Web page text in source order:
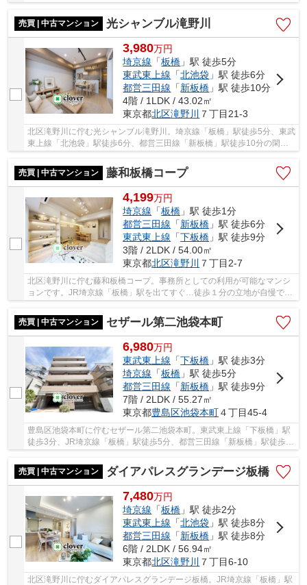
立地です。新板橋駅から複数路線利用可能な...
売買 | 中古マンション
光シャンブル滝野川
3,980万円
埼京線 「板橋 」駅 徒歩5分
東武東上線 「北池袋 」駅 徒歩6分
都営三田線 「新板橋 」駅 徒歩10分
4階 / 1LDK / 43.02㎡
東京都北区滝野川 ７丁目21-3
北区滝野川に佇む光シャンブル滝野川。埼京線「板橋」駅徒歩5分、東武
東上線「北池袋」駅徒歩6分、都営三田線「新板橋」駅徒歩10分の閑静
売買 | 中古マンション
藤和板橋コープ
4,199万円
埼京線 「板橋 」駅 徒歩1分
都営三田線 「新板橋 」駅 徒歩6分
東武東上線 「下板橋 」駅 徒歩9分
3階 / 2LDK / 54.00㎡
東京都北区滝野川 ７丁目2-7
北区滝野川に佇む藤和板橋コープ。事務所としての利用が可能なマンシ
ョンです。JR埼京線「板橋」駅を出てすぐ…徒歩１分の立地が自慢で
売買 | 中古マンション
セザール第二池袋本町
6,980万円
東武東上線 「下板橋 」駅 徒歩3分
埼京線 「板橋 」駅 徒歩5分
都営三田線 「新板橋 」駅 徒歩9分
7階 / 2LDK / 55.27㎡
東京都豊島区池袋本町４丁目45-4
豊島区池袋本町に佇むセザール第二池袋本町。東武東上線「下板橋」駅
徒歩3分、JR埼京線「板橋」駅徒歩5分、都営三田線「新板橋」駅徒歩5
売買 | 中古マンション
ダイアパレスグランデージ板橋
7,480万円
埼京線 「板橋 」駅 徒歩2分
東武東上線 「北池袋 」駅 徒歩8分
都営三田線 「新板橋 」駅 徒歩8分
6階 / 2LDK / 56.94㎡
東京都北区滝野川 ７丁目6-10
北区滝野川に佇むダイアパレスグランデージ板橋。JR埼京線「板橋」駅